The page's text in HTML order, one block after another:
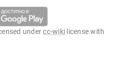
undercc-wiki license with